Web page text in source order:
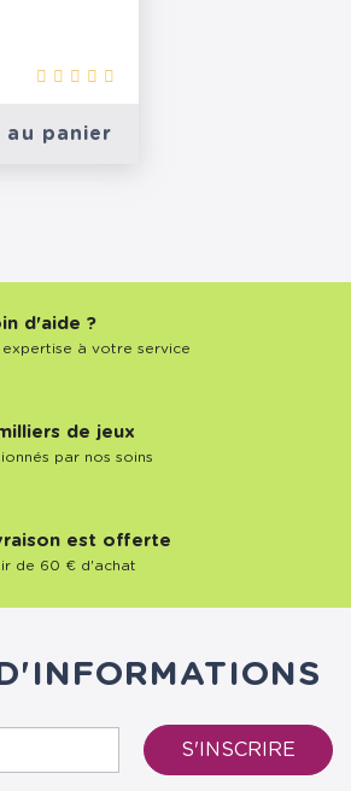
panier
d'aide ?
à votre service
de jeux
par nos soins
est offerte
de 60 € d'achat